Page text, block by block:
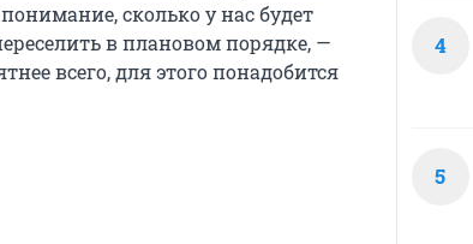
сколько у нас будет
в плановом порядке, —
всего, для этого понадобится
4
5